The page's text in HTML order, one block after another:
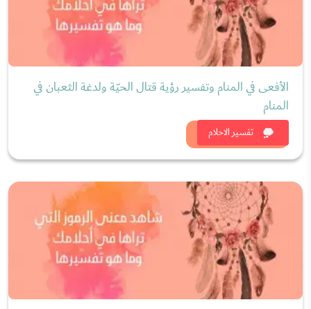
تفسير الاحلام
الأفعى في المنام وتفسير رؤية قتال الحيّة ولدغة الثعبان في
المنام
شاهد الان